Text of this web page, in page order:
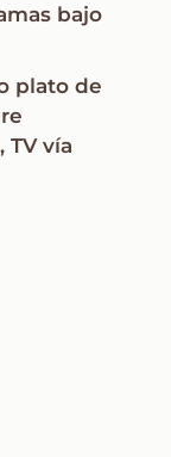
bajo
plato de
TV vía